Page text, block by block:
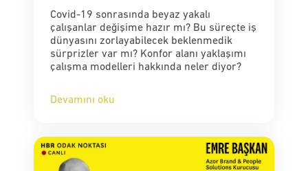
Covid-19 sonrasında beyaz yakalı
çalışanlar değişime hazır mı? Bu süreçte iş
dünyasını zorlayabilecek beklenmedik
sürprizler var mı? Konfor alanı yaklaşımı
çalışma modelleri hakkında neler diyor?
Devamını oku